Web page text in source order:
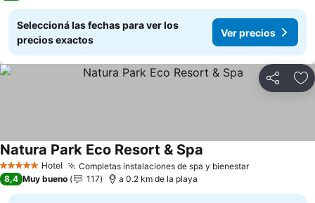
Seleccioná las fechas para ver los
precios exactos
Ver precios
Compartir
5 Estrellas Hotel Completas instalaciones de spa y bienestarVer precios
Natura Park Eco Resort & Spa
8,4 Muy bueno 117 a 0.2 km de la playa